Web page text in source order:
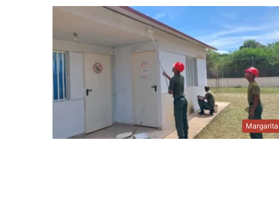
Margarita